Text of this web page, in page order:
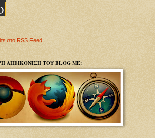
στο RSS Feed
ΑΠΕΙΚΟΝΙΣΗ ΤΟΥ BLOG ΜΕ: